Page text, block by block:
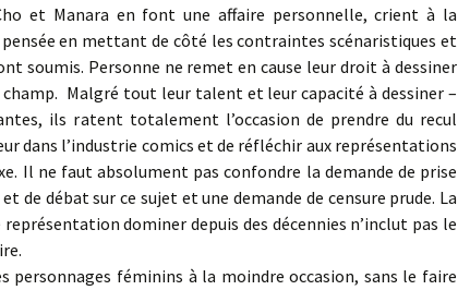
et Manara en font une affaire personnelle, crient à la
en mettant de côté les contraintes scénaristiques et
soumis. Personne ne remet en cause leur droit à dessiner
champ. Malgré tout leur talent et leur capacité à dessiner –
ils ratent totalement l’occasion de prendre du recul
dans l’industrie comics et de réfléchir aux représentations
Il ne faut absolument pas confondre la demande de prise
de débat sur ce sujet et une demande de censure prude. La
dominer depuis des décennies n’inclut pas le
personnages féminins à la moindre occasion, sans le faire